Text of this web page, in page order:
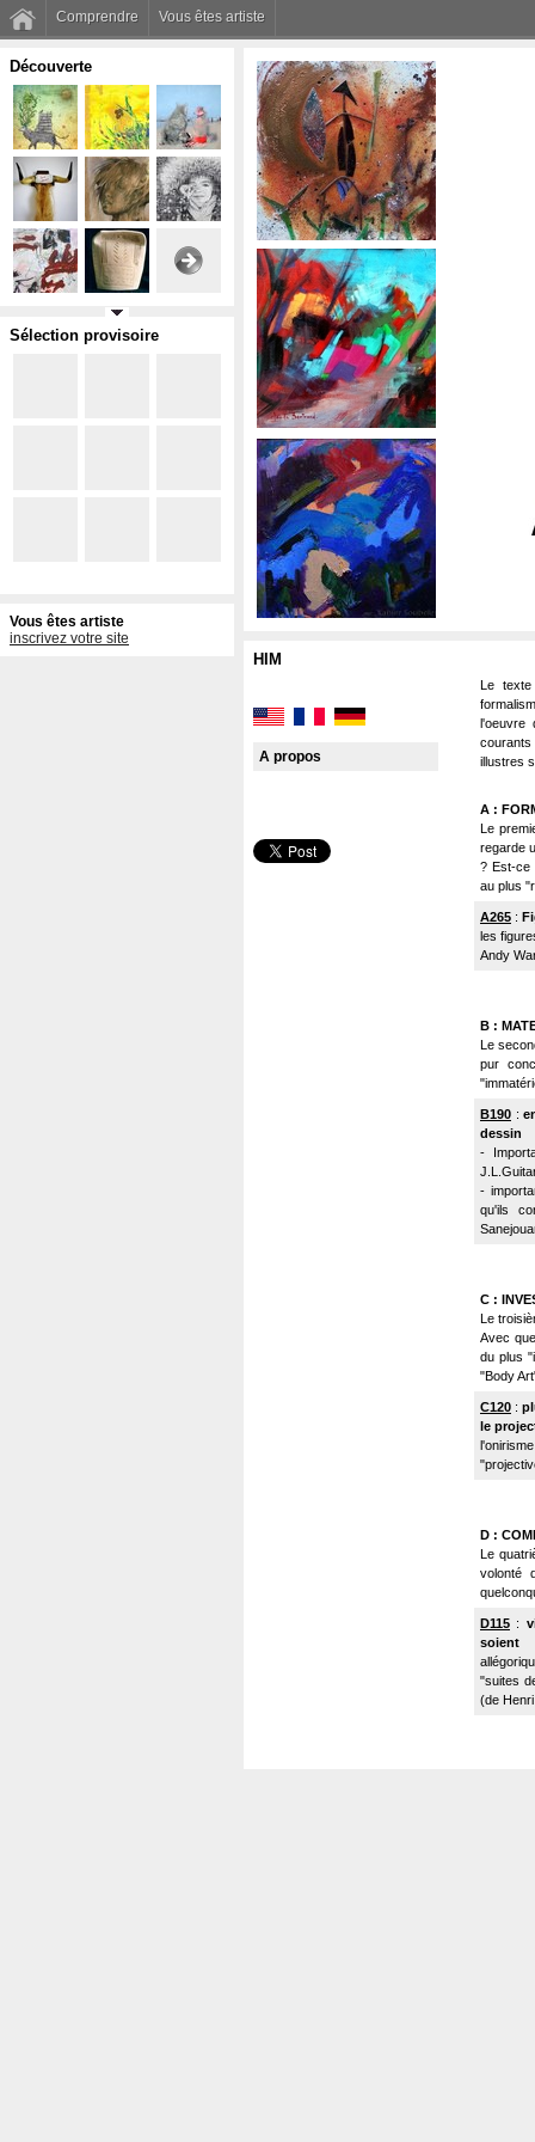
Comprendre Vous êtes artiste
Découverte
Sélection provisoire
Vous êtes artiste
inscrivez votre site
HIM
A propos
Le
l'oeuvre
illustres
A :
Le
regarde
? Est-ce
au plus
A265 :
les
Andy
B :
Le
pur
B190 :
dessin
-
-
qu'ils
C :
Le
Avec
du plus
"Body
C120 :
le
D :
Le
volonté
D115 :
soient
"suites
(de